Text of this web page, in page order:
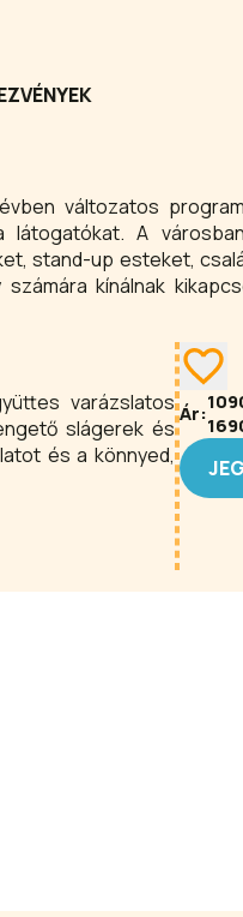
változatos
A
stand-up esteket,
kínálnak
varázslatos
slágerek és
és a könnyed,
Ár: